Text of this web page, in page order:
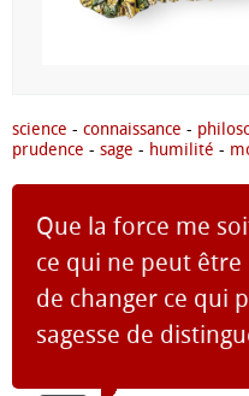
science - connaissance -
prudence - sage - humilité -
Que la force me
ce qui ne peut être
de changer ce qui
sagesse de